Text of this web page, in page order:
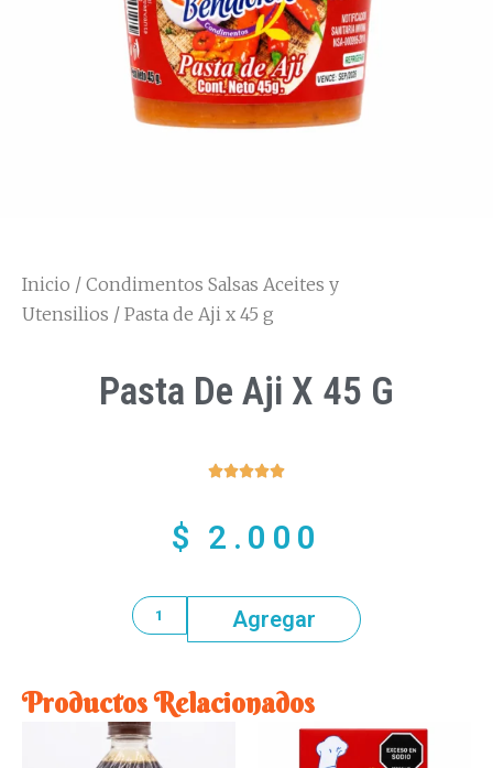
Inicio / Condimentos Salsas Aceites y
Utensilios / Pasta de Aji x 45 g
Pasta De Aji X 45 G

$ 2.000
Agregar
Productos Relacionados